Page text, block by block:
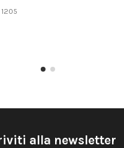
alla newsletter